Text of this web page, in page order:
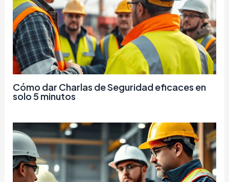
Cómo dar Charlas de Seguridad eficaces en
solo 5 minutos